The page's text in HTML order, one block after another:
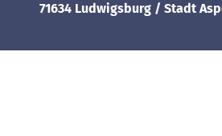
71634 Ludwigsburg / Stadt